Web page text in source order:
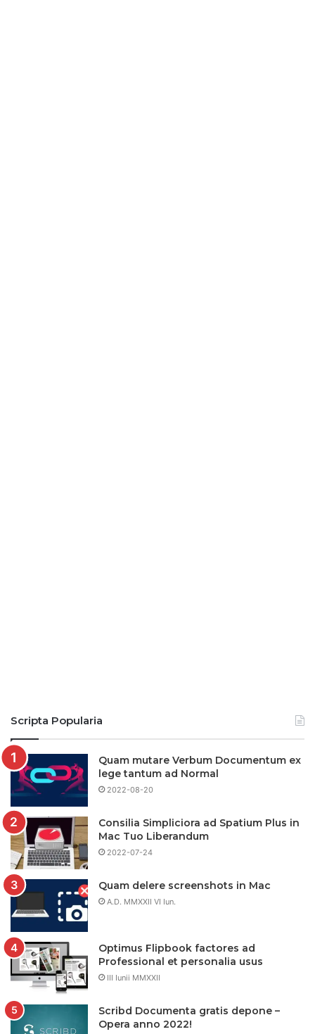
Scripta Popularia
Quam mutare Verbum Documentum ex
lege tantum ad Normal
2022-08-20
Consilia Simpliciora ad Spatium Plus in
Mac Tuo Liberandum
2022-07-24
Quam delere screenshots in Mac
A.D. MMXXII VI Iun.
Optimus Flipbook factores ad
Professional et personalia usus
III Iunii MMXXII
Scribd Documenta gratis depone –
Opera anno 2022!